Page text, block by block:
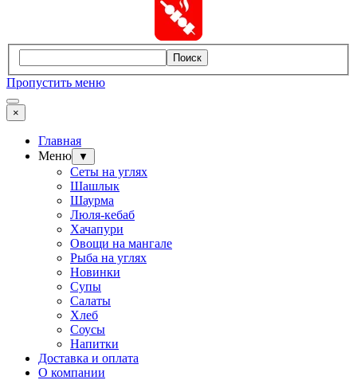
Поиск
Пропустить меню
×
Главная
Меню
▼
Сеты на углях
Шашлык
Шаурма
Люля-кебаб
Хачапури
Овощи на мангале
Рыба на углях
Новинки
Супы
Салаты
Хлеб
Соусы
Напитки
Доставка и оплата
О компании